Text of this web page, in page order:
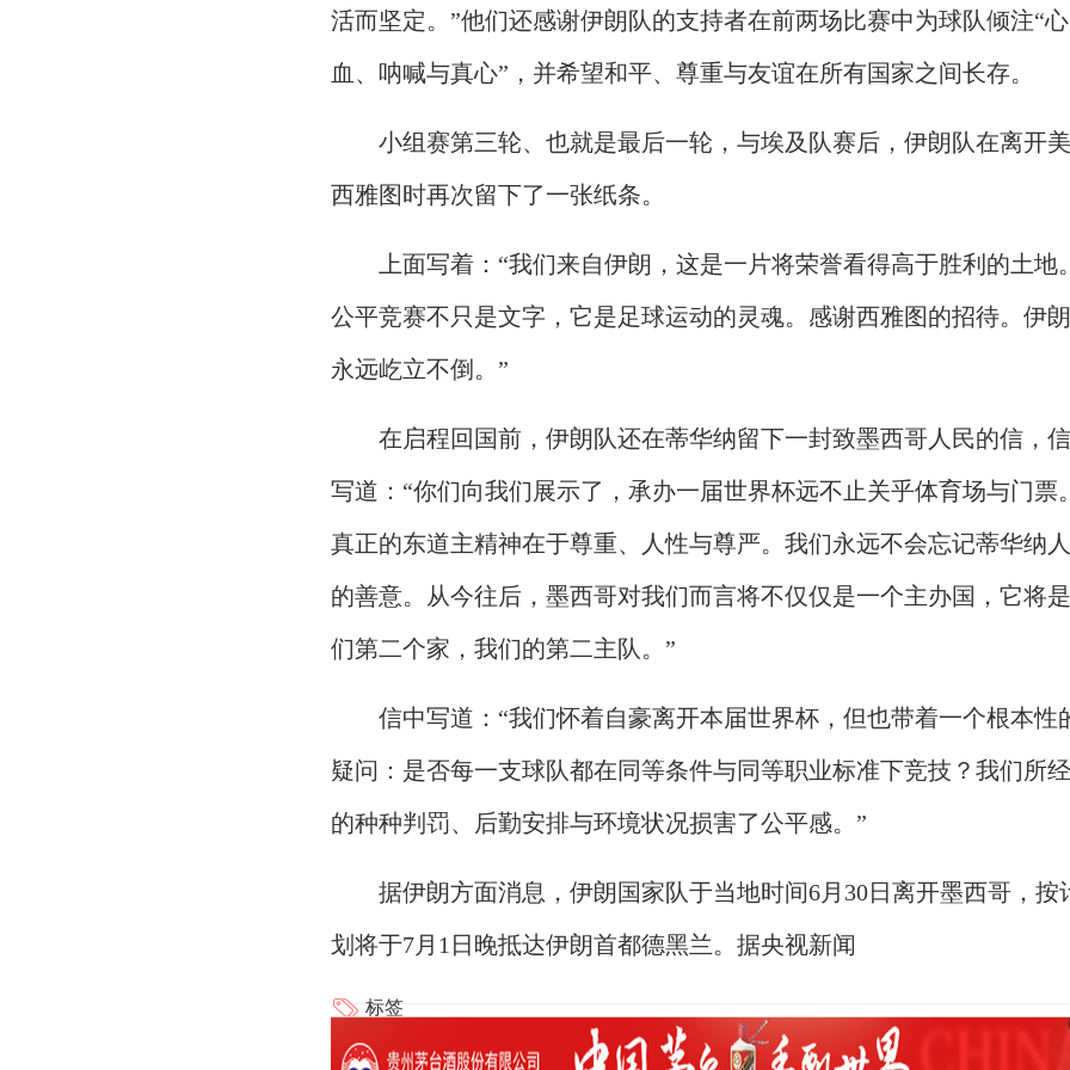
活而坚定。”他们还感谢伊朗队的支持者在前两场比赛中为球队倾注“心
血、呐喊与真心”，并希望和平、尊重与友谊在所有国家之间长存。
小组赛第三轮、也就是最后一轮，与埃及队赛后，伊朗队在离开
西雅图时再次留下了一张纸条。
上面写着：“我们来自伊朗，这是一片将荣誉看得高于胜利的土地。
公平竞赛不只是文字，它是足球运动的灵魂。感谢西雅图的招待。伊朗
永远屹立不倒。”
在启程回国前，伊朗队还在蒂华纳留下一封致墨西哥人民的信，
写道：“你们向我们展示了，承办一届世界杯远不止关乎体育场与门票。
真正的东道主精神在于尊重、人性与尊严。我们永远不会忘记蒂华纳
的善意。从今往后，墨西哥对我们而言将不仅仅是一个主办国，它将
们第二个家，我们的第二主队。”
信中写道：“我们怀着自豪离开本届世界杯，但也带着一个根本性
疑问：是否每一支球队都在同等条件与同等职业标准下竞技？我们所
的种种判罚、后勤安排与环境状况损害了公平感。”
据伊朗方面消息，伊朗国家队于当地时间6月30日离开墨西哥，按
划将于7月1日晚抵达伊朗首都德黑兰。据央视新闻
标签